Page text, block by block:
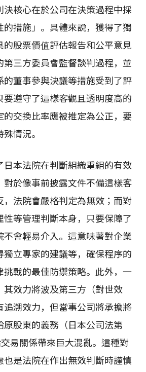
核心在於公司在決策過程中採
措施」。具體來說，獲得了獨
的股票價值評估報告和公平意見
三方委員會監督談判過程，並
的董事參與決議等措施受到了評
遵守了這樣客觀且透明度高的
交換比率應被推定為公正，要
情況。
日本法院在判斷組織重組的有效
對於像事前披露文件不備這樣客
法院會嚴格判定為無效；而對
等管理判斷本身，只要保障了
不會輕易介入。這意味著對企業
獨立專家的建議等，確保程序的
挑戰的最佳防禦策略。此外，一
其效力將波及第三方（對世效
追溯效力，但當事公司將承擔將
原股東的義務（日本公司法第
易關係帶來巨大混亂。這種對
也是法院在作出無效判斷時謹慎